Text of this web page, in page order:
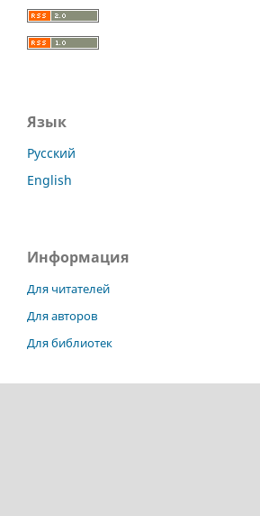
Язык
Русский
English
Информация
Для читателей
Для авторов
Для библиотек